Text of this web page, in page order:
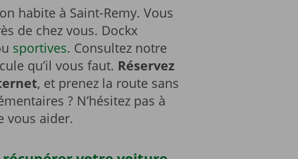
habite à Saint-Remy. Vous
de chez vous. Dockx
sportives. Consultez notre
qu’il vous faut. Réservez
, et prenez la route sans
? N’hésitez pas à
vous aider.